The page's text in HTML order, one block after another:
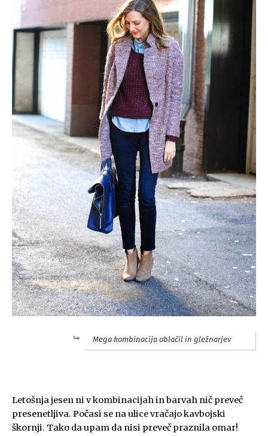
Mega kombinacija oblačil in gležnarjev
Letošnja jesen ni v kombinacijah in barvah nič preveč
presenetljiva. Počasi se na ulice vračajo kavbojski
škornji. Tako da upam da nisi preveč praznila omar!